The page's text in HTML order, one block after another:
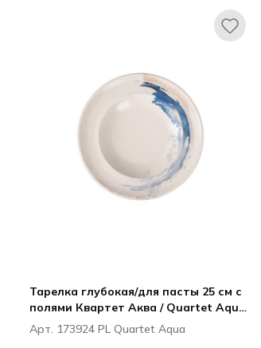
Тарелка глубокая/для пасты 25 см с
полями Квартет Аква / Quartet Aqua
ПИОЛИ / PIOLI
Арт. 173924 PL Quartet Aqua